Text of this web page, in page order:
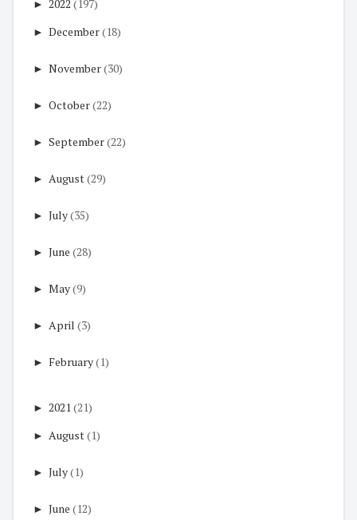
► 2022 (197)
► December(18)
► November(30)
► October(22)
► September(22)
► August(29)
► July(35)
► June (28)
► May(9)
► April (3)
► February(1)
► 2021 (21)
► August(1)
► July(1)
► June (12)